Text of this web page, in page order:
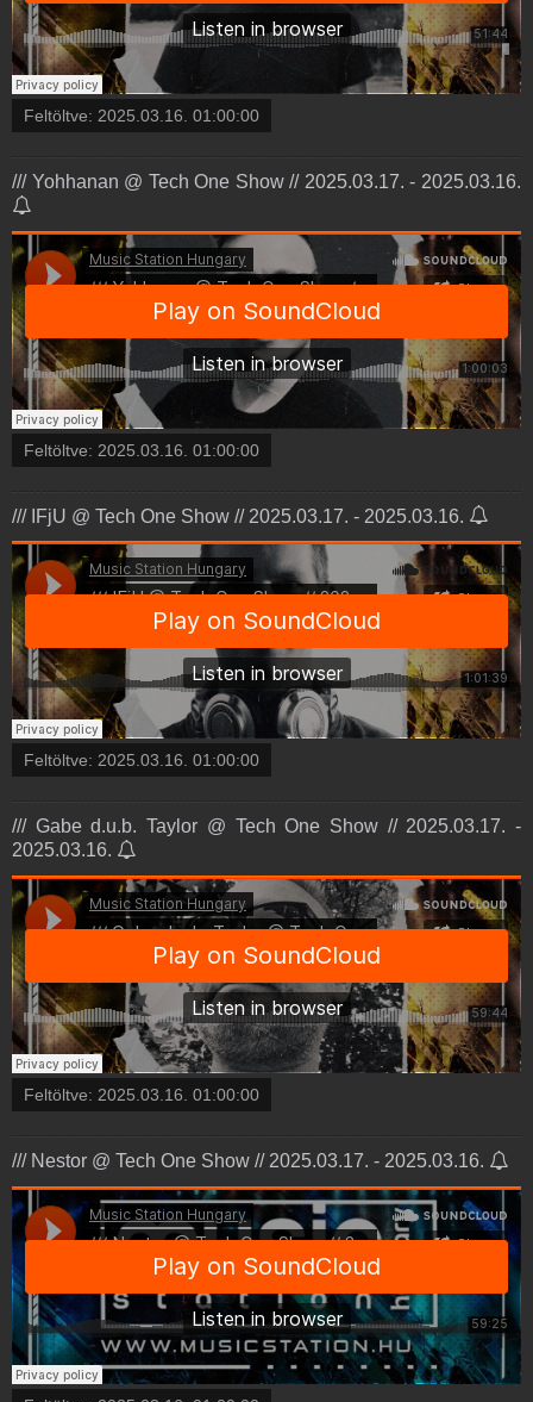
Feltöltve: 2025.03.16. 01:00:00
/// Yohhanan @ Tech One Show // 2025.03.17. - 2025.03.16.
Feltöltve: 2025.03.16. 01:00:00
/// IFjU @ Tech One Show // 2025.03.17. - 2025.03.16.
Feltöltve: 2025.03.16. 01:00:00
/// Gabe d.u.b. Taylor @ Tech One Show // 2025.03.17. -
2025.03.16.
Feltöltve: 2025.03.16. 01:00:00
/// Nestor @ Tech One Show // 2025.03.17. - 2025.03.16.